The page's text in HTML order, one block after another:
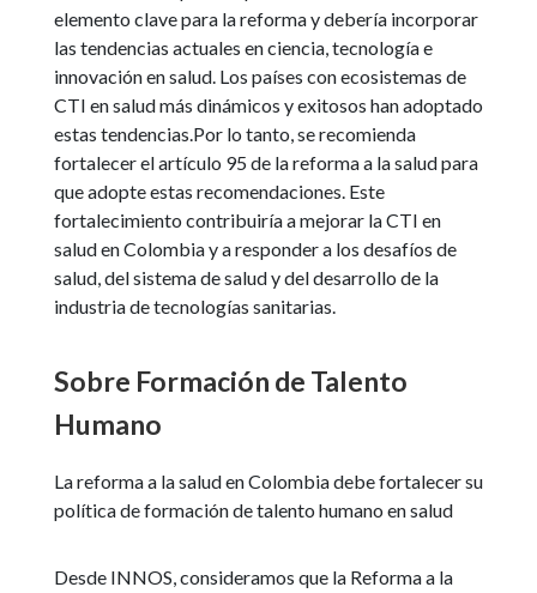
elemento clave para la reforma y debería incorporar
las tendencias actuales en ciencia, tecnología e
innovación en salud. Los países con ecosistemas de
CTI en salud más dinámicos y exitosos han adoptado
estas tendencias.Por lo tanto, se recomienda
fortalecer el artículo 95 de la reforma a la salud para
que adopte estas recomendaciones. Este
fortalecimiento contribuiría a mejorar la CTI en
salud en Colombia y a responder a los desafíos de
salud, del sistema de salud y del desarrollo de la
industria de tecnologías sanitarias.
Sobre Formación de Talento
Humano
La reforma a la salud en Colombia debe fortalecer su
política de formación de talento humano en salud
Desde INNOS, consideramos que la Reforma a la